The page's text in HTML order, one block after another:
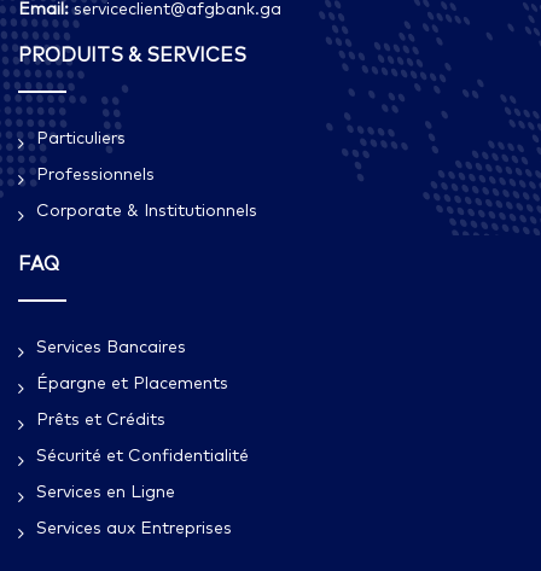
Email: serviceclient@afgbank.ga
PRODUITS & SERVICES
Particuliers
Professionnels
Corporate & Institutionnels
FAQ
Services Bancaires
Épargne et Placements
Prêts et Crédits
Sécurité et Confidentialité
Services en Ligne
Services aux Entreprises